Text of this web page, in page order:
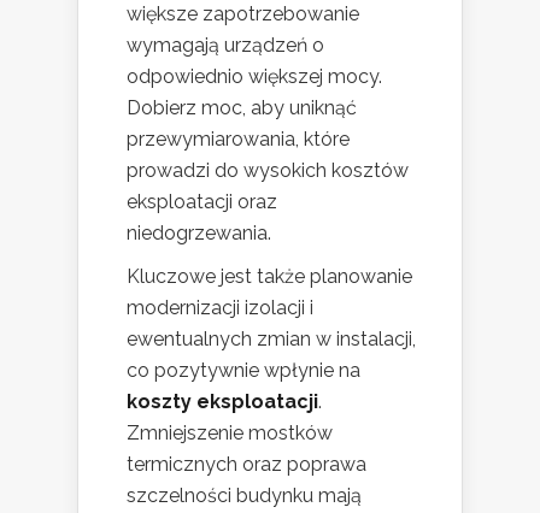
większe zapotrzebowanie
wymagają urządzeń o
odpowiednio większej mocy.
Dobierz moc, aby uniknąć
przewymiarowania, które
prowadzi do wysokich kosztów
eksploatacji oraz
niedogrzewania.
Kluczowe jest także planowanie
modernizacji izolacji i
ewentualnych zmian w instalacji,
co pozytywnie wpłynie na
koszty eksploatacji.
Zmniejszenie mostków
termicznych oraz poprawa
szczelności budynku mają